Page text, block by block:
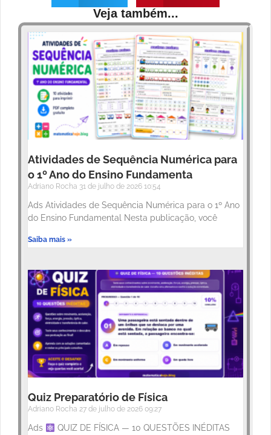
Veja também...
Atividades de Sequência Numérica para
o 1º Ano do Ensino Fundamenta
Adriano Rocha 31 de julho de 2026 10:54
Ads Atividades de Sequência Numérica para o 1º Ano
do Ensino Fundamental Nesta publicação, você
Saiba mais »
Quiz Preparatório de Física
Adriano Rocha 27 de julho de 2026 09:27
Ads
QUIZ DE FÍSICA — 10 QUESTÕES INÉDITAS